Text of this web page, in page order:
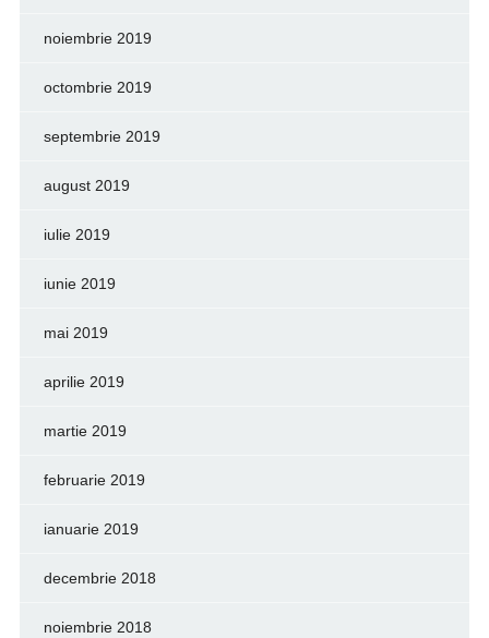
noiembrie 2019
octombrie 2019
septembrie 2019
august 2019
iulie 2019
iunie 2019
mai 2019
aprilie 2019
martie 2019
februarie 2019
ianuarie 2019
decembrie 2018
noiembrie 2018